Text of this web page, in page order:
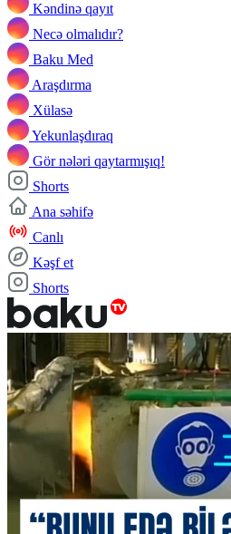
Kəndinə qayıt
Necə olmalıdır?
Baku Med
Araşdırma
Xülasə
Yekunlaşdıraq
Gör nələri qaytarmışıq!
Shorts
Ana səhifə
Canlı
Kəşf et
Shorts